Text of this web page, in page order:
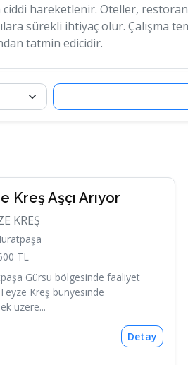
ciddi hareketlenir. Oteller,
sürekli ihtiyaç olur. Çalışma
tatmin edicidir.
Kreş Aşçı Arıyor
KREŞ
TL
Gürsu bölgesinde faaliyet
Kreş bünyesinde
üzere...
Detay